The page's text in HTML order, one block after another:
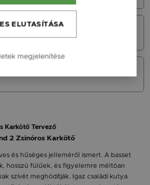
Karkötő Tervező
2 Zsinóros Karkötő
és hűséges jelleméről ismert. A basset
hosszú fülűek, és figyelemre méltóan
szívét meghódítják. Igaz családi kutya
ELUTASÍTÁSA
megjelenítése